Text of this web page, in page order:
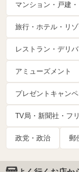
マンション・戸建
旅行・ホテル・リゾ
レストラン・デリ
アミューズメント
プレゼントキャン
TV局・新聞社・フ
政党・政治 郵